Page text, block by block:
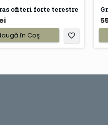
ofiteri forte terestre
în Coş